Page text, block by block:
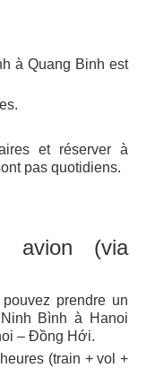
à Quang Binh est
et réserver à
pas quotidiens.
avion (via
prendre un
Bình à Hanoi
– Đồng Hới.
(train + vol +